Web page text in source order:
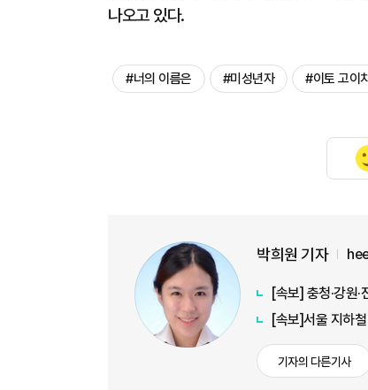
나오고 있다.
#너의 이름은 #미성년자 #이토 고이
박희원 기자
[속보] 충청·강원
[속보]서울 지하
기자의 다른기사